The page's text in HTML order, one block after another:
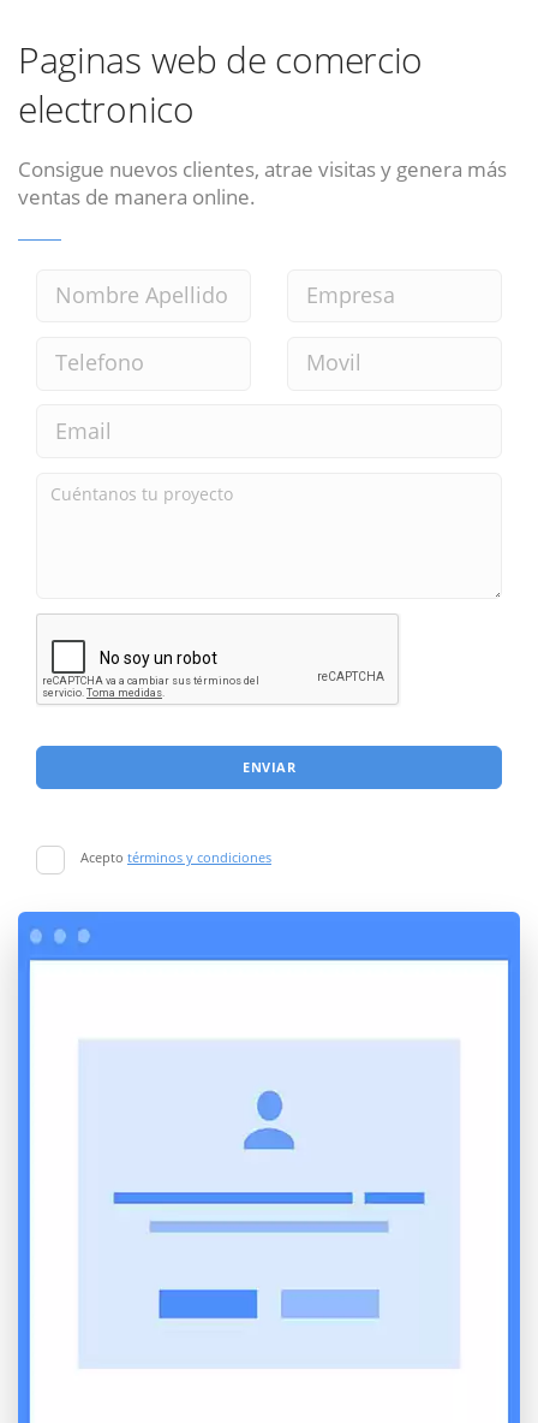
Paginas web de comercio
electronico
Consigue nuevos clientes, atrae visitas y genera más
ventas de manera online.
ENVIAR
Acepto términos y condiciones